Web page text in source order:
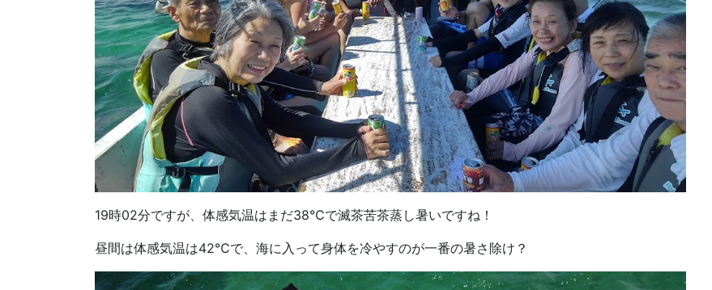
19時02分ですが、体感気温はまだ38℃で滅茶苦茶蒸し暑いですね！
昼間は体感気温は42℃で、海に入って身体を冷やすのが一番の暑さ除け？